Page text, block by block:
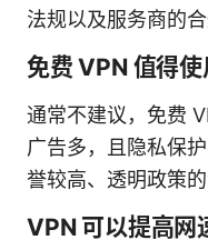
法规以及服务商的
免费 VPN 值得使
通常不建议，免费
广告多，且隐私保
誉较高、透明政策
VPN 可以提高网